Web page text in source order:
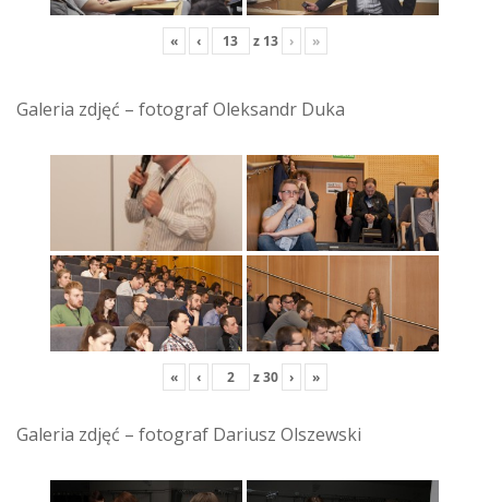
« ‹ z 13 › »
Galeria zdjęć – fotograf Oleksandr Duka
« ‹ z30 › »
Galeria zdjęć – fotograf Dariusz Olszewski